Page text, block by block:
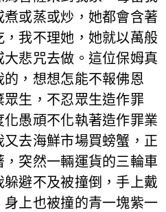
或蒸或炒，她都會含著
我不理她，她就以萬般
悲咒去做。這位保姆真
，想想怎能不報佛恩
生，不忍眾生造作罪
愚頑不化執著造作罪業
去海鮮市場買螃蟹，正
突然一輛運貨的三輪車
避不及被撞倒，手上戴
上也被撞的青一塊紫一